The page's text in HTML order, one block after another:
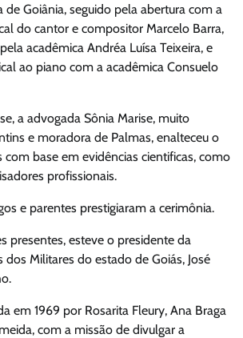
de Goiânia, seguido pela abertura com a
do cantor e compositor Marcelo Barra,
acadêmica Andréa Luísa Teixeira, e
ao piano com a acadêmica Consuelo
a advogada Sônia Marise, muito
e moradora de Palmas, enalteceu o
com base em evidências cientificas, como
profissionais.
e parentes prestigiaram a cerimônia.
presentes, esteve o presidente da
dos Militares do estado de Goiás, José
em 1969 por Rosarita Fleury, Ana Braga
com a missão de divulgar a